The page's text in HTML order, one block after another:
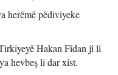
herêmê pêdiviyeke
Hakan Fîdan jî li
hevbeş li dar xist.